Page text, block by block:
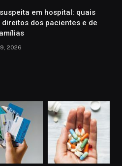
em hospital: quais
direitos dos pacientes e de
2026